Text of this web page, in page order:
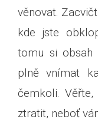
věnovat.
kde jste
tomu si obsah
plně vnímat
čemkoli.
ztratit, neboť